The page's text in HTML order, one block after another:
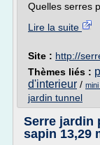
Quelles serres
Lire la suite
Site : http://
Thèmes liés :
d'interieur /
jardin tunnel
Serre jardin
sapin 13,29